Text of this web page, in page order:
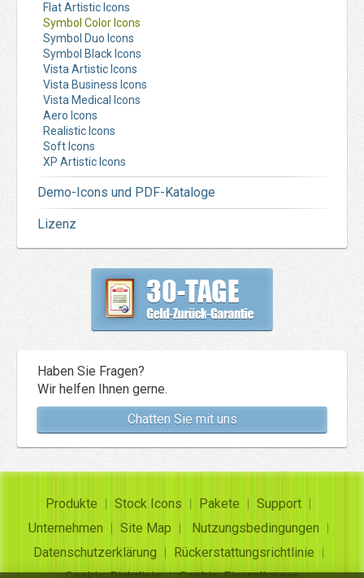
Flat Artistic Icons
Symbol Color Icons
Symbol Duo Icons
Symbol Black Icons
Vista Artistic Icons
Vista Business Icons
Vista Medical Icons
Aero Icons
Realistic Icons
Soft Icons
XP Artistic Icons
Demo-Icons und PDF-Kataloge
Lizenz
Haben Sie Fragen?
Wir helfen Ihnen gerne.
Chatten Sie mit uns
Produkte Stock Icons Pakete
Support
Unternehmen
Site Map
Nutzungsbedingungen
Datenschutzerklärung
Rückerstattungsrichtlinie